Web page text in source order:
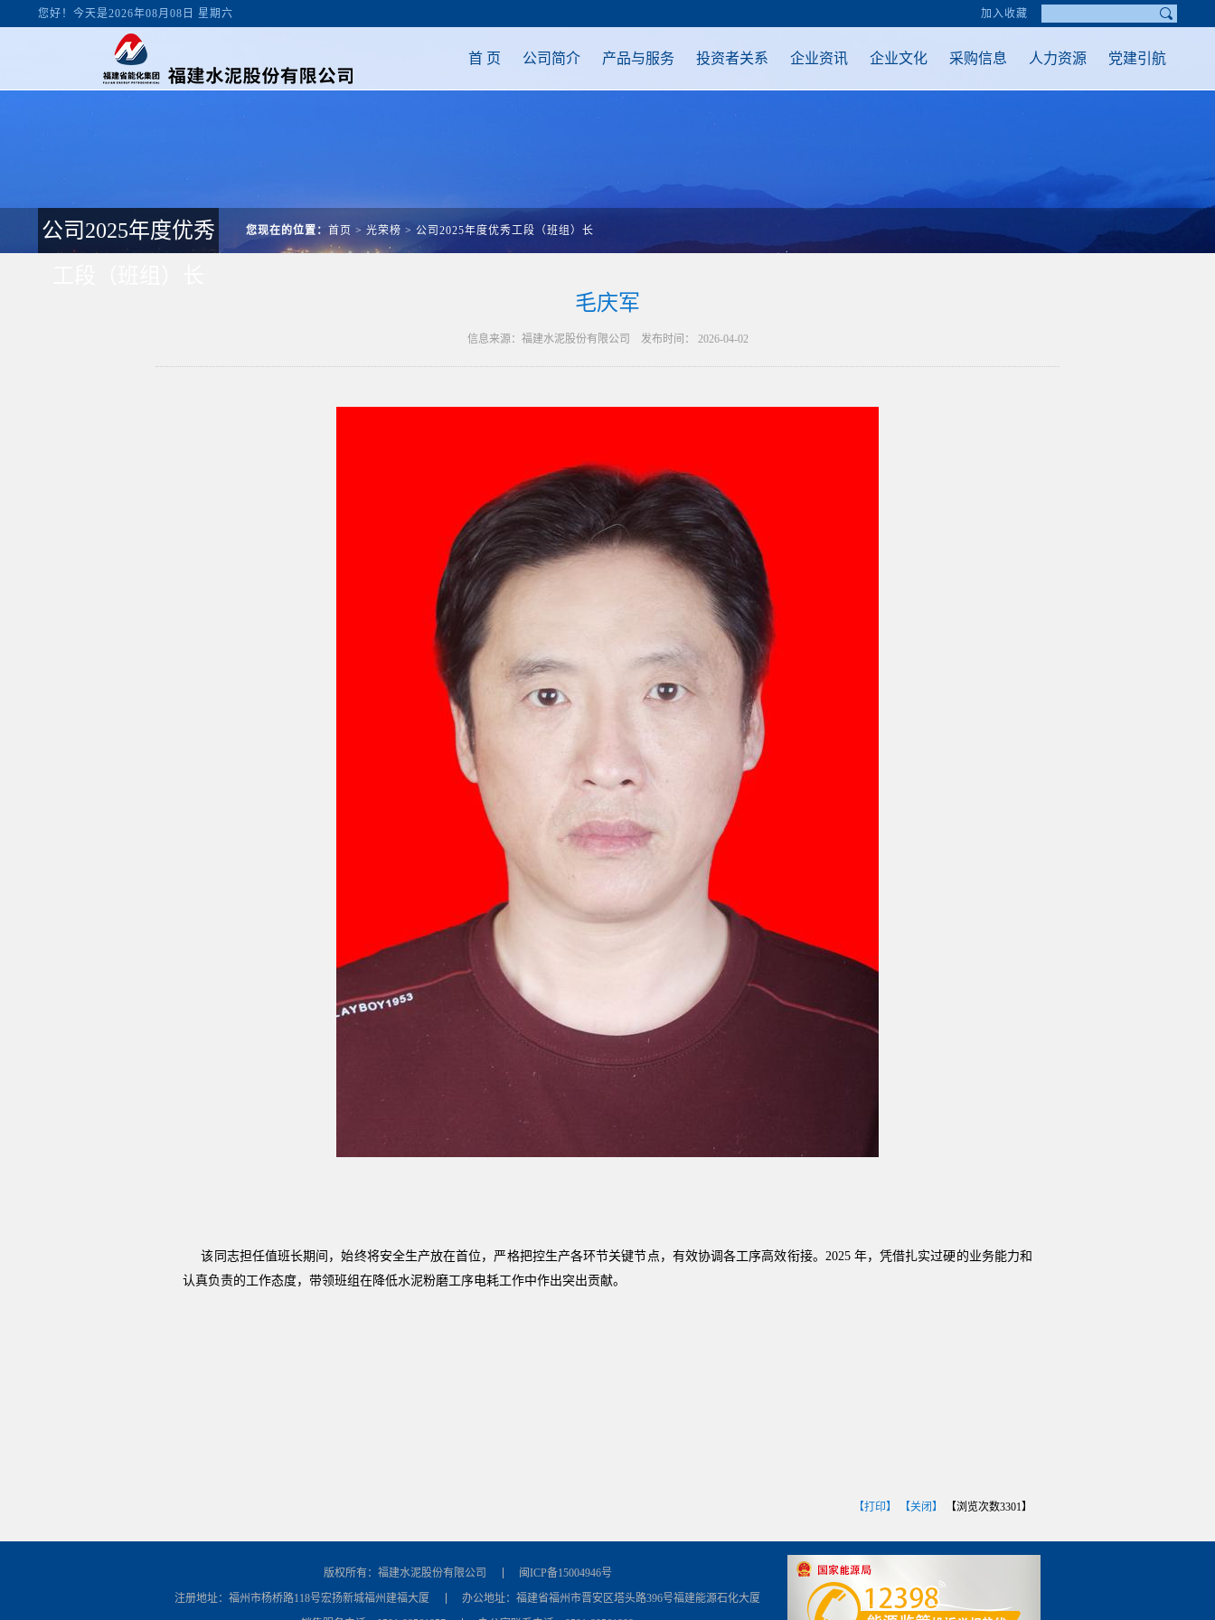
您好！今天是2026年08月08日 星期六 加入收藏
首 页 公司简介 产品与服务 投资者关系 企业资讯 企业文化 采购信息 人力资源 党建引航
公司2025年度优秀
您现在的位置： 首页 > 光荣榜 > 公司2025年度优秀工段（班组）长
毛庆军
信息来源：福建水泥股份有限公司 发布时间： 2026-04-02
该同志担任值班长期间，始终将安全生产放在首位，严格把控生产各环节关键节点，有效协调各工序高效衔接。2025 年，凭借扎实过硬的业务能力和
认真负责的工作态度，带领班组在降低水泥粉磨工序电耗工作中作出突出贡献。
【打印】 【关闭】 【浏览次数3301】
版权所有：福建水泥股份有限公司
闽ICP备15004946号
注册地址：福州市杨桥路118号宏扬新城福州建福大厦
办公地址：福建省福州市晋安区塔头路396号福建能源石化大厦